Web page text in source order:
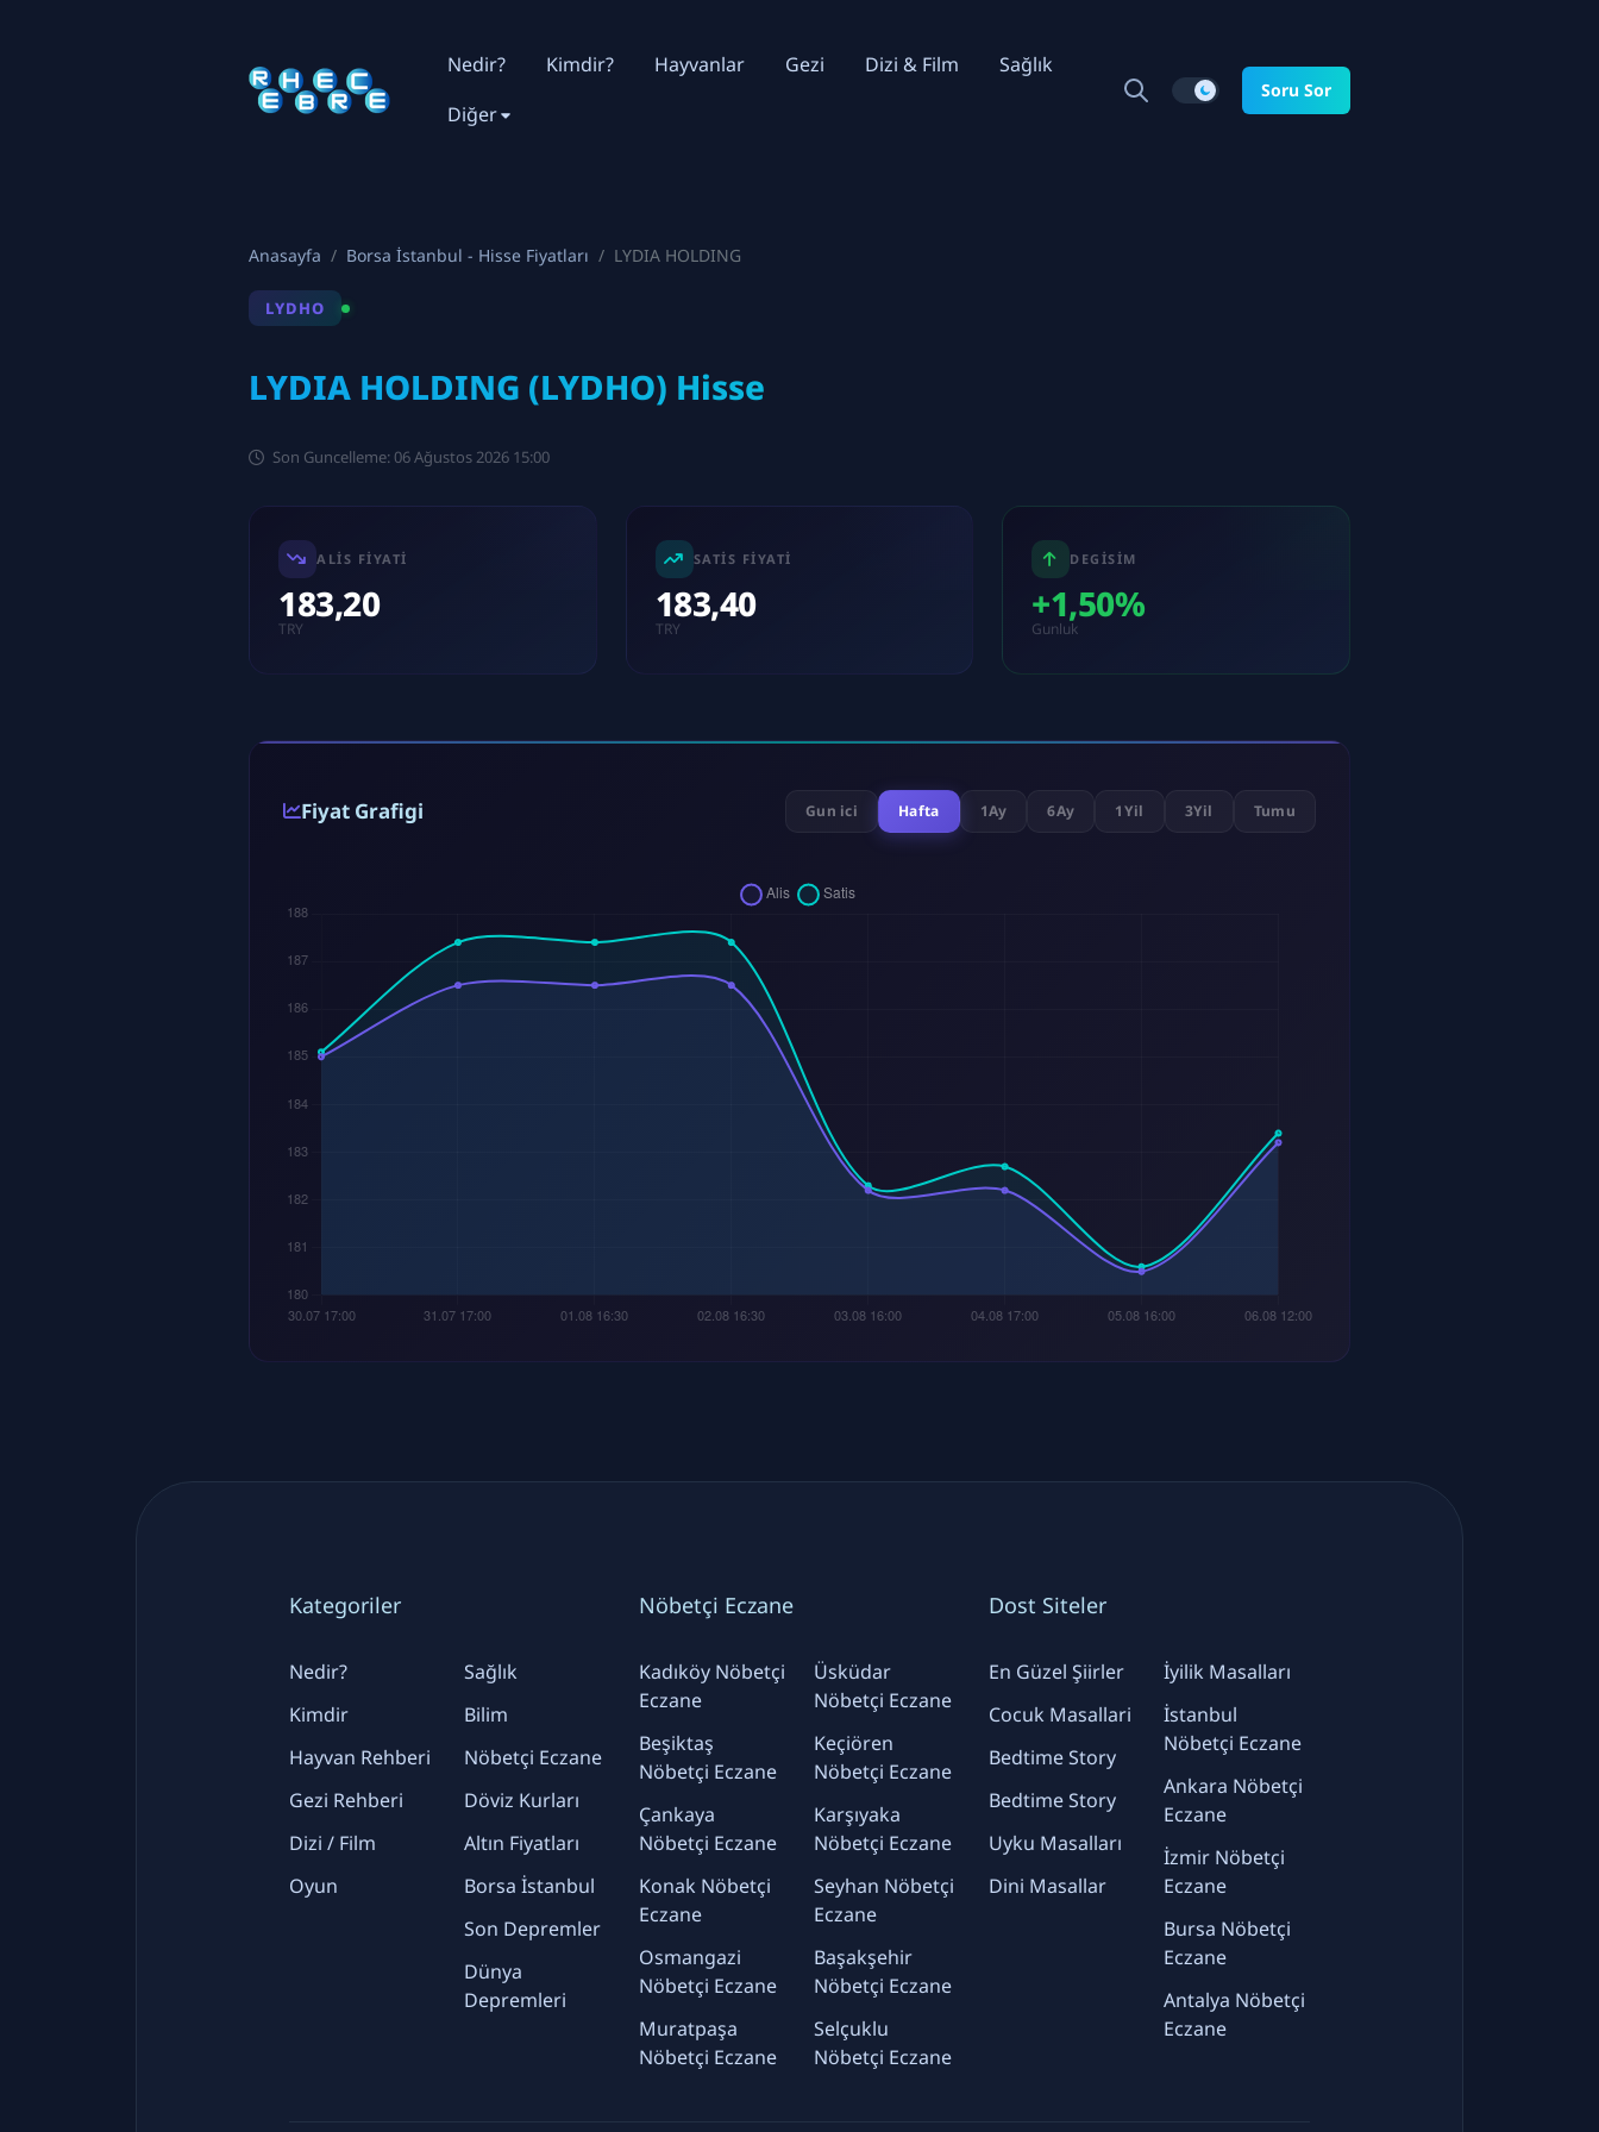
Nedir? Kimdir? Hayvanlar Gezi Dizi & Film
Sağlık
Diğer
Soru Sor
Anasayfa Borsa İstanbul - Hisse Fiyatları LYDIA HOLDING
LYDHO
LYDIA HOLDING (LYDHO) Hisse
Son Guncelleme: 06 Ağustos 2026 15:00
ALIS FIYATI
183,20
TRY
SATIS FIYATI
183,40
TRY
DEGISIM
+1,50%
Gunluk
Fiyat Grafigi Gun ici Hafta 1Ay 6Ay 1Yil 3Yil Tumu
Kategoriler
Nedir?
Kimdir
Hayvan Rehberi
Gezi Rehberi
Dizi / Film
Oyun
Sağlık
Bilim
Nöbetçi Eczane
Döviz Kurları
Altın Fiyatları
Borsa İstanbul
Son Depremler
Dünya
Depremleri
Nöbetçi Eczane
Kadıköy Nöbetçi
Eczane
Beşiktaş
Nöbetçi Eczane
Çankaya
Nöbetçi Eczane
Konak Nöbetçi
Eczane
Osmangazi
Nöbetçi Eczane
Muratpaşa
Nöbetçi Eczane
Üsküdar
Nöbetçi Eczane
Keçiören
Nöbetçi Eczane
Karşıyaka
Nöbetçi Eczane
Seyhan Nöbetçi
Eczane
Başakşehir
Nöbetçi Eczane
Selçuklu
Nöbetçi Eczane
Dost Siteler
En Güzel Şiirler
Cocuk Masallari
Bedtime Story
Bedtime Story
Uyku Masalları
Dini Masallar
İyilik Masalları
İstanbul
Nöbetçi Eczane
Ankara Nöbetçi
Eczane
İzmir Nöbetçi
Eczane
Bursa Nöbetçi
Eczane
Antalya Nöbetçi
Eczane